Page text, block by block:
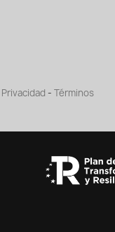
Privacidad - Términos